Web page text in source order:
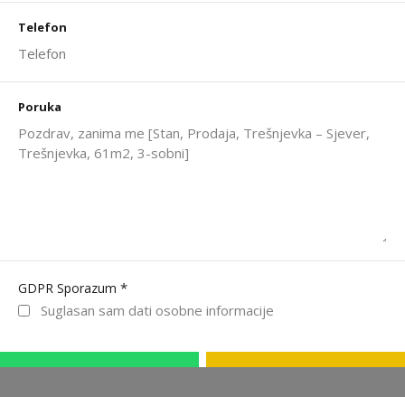
Telefon
Poruka
GDPR Sporazum *
Suglasan sam dati osobne informacije